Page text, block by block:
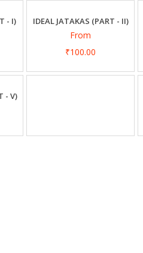
- I) IDEAL JATAKAS (PART - II)
From
₹100.00
- V)